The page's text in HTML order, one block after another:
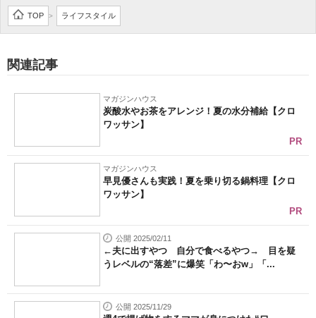
TOP > ライフスタイル
関連記事
マガジンハウス
炭酸水やお茶をアレンジ！夏の水分補給【クロ
ワッサン】
PR
マガジンハウス
早見優さんも実践！夏を乗り切る鍋料理【クロ
ワッサン】
PR
公開 2025/02/11
←夫に出すやつ 自分で食べるやつ→ 目を疑
うレベルの“落差”に爆笑「わ〜おw」「...
公開 2025/11/29